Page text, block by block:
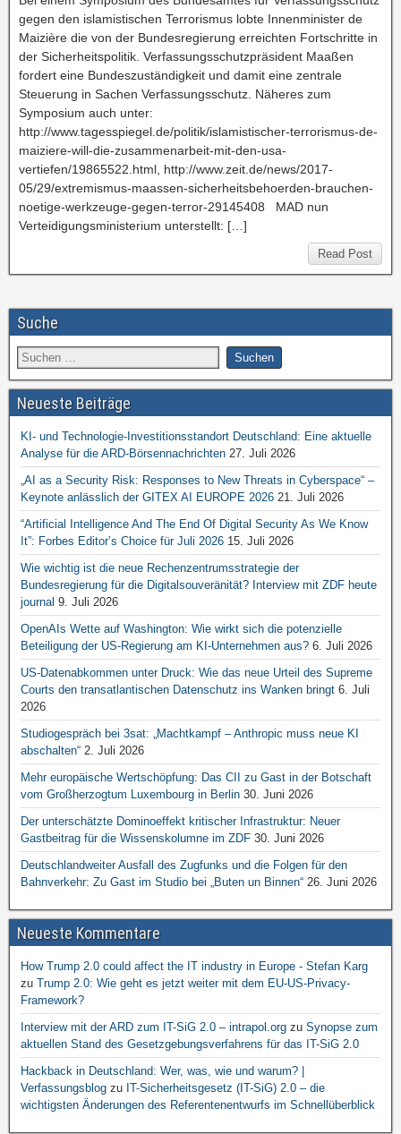
gegen den islamistischen Terrorismus lobte Innenminister de
Maizière die von der Bundesregierung erreichten Fortschritte in
der Sicherheitspolitik. Verfassungsschutzpräsident Maaßen
fordert eine Bundeszuständigkeit und damit eine zentrale
Steuerung in Sachen Verfassungsschutz. Näheres zum
Symposium auch unter:
http://www.tagesspiegel.de/politik/islamistischer-terrorismus-de-
maiziere-will-die-zusammenarbeit-mit-den-usa-
vertiefen/19865522.html, http://www.zeit.de/news/2017-
05/29/extremismus-maassen-sicherheitsbehoerden-brauchen-
noetige-werkzeuge-gegen-terror-29145408 MAD nun
Verteidigungsministerium unterstellt: […]
Read Post
Suche
Neueste Beiträge
KI- und Technologie-Investitionsstandort Deutschland: Eine aktuelle
Analyse für die ARD-Börsennachrichten 27. Juli 2026
„AI as a Security Risk: Responses to New Threats in Cyberspace“ –
Keynote anlässlich der GITEX AI EUROPE 2026 21. Juli 2026
“Artificial Intelligence And The End Of Digital Security As We Know
It”: Forbes Editor’s Choice für Juli 2026 15. Juli 2026
Wie wichtig ist die neue Rechenzentrumsstrategie der
Bundesregierung für die Digitalsouveränität? Interview mit ZDF heute
journal 9. Juli 2026
OpenAIs Wette auf Washington: Wie wirkt sich die potenzielle
Beteiligung der US-Regierung am KI-Unternehmen aus? 6. Juli 2026
US-Datenabkommen unter Druck: Wie das neue Urteil des Supreme
Courts den transatlantischen Datenschutz ins Wanken bringt 6. Juli
2026
Studiogespräch bei 3sat: „Machtkampf – Anthropic muss neue KI
abschalten“ 2. Juli 2026
Mehr europäische Wertschöpfung: Das CII zu Gast in der Botschaft
vom Großherzogtum Luxembourg in Berlin 30. Juni 2026
Der unterschätzte Dominoeffekt kritischer Infrastruktur: Neuer
Gastbeitrag für die Wissenskolumne im ZDF 30. Juni 2026
Deutschlandweiter Ausfall des Zugfunks und die Folgen für den
Bahnverkehr: Zu Gast im Studio bei „Buten un Binnen“ 26. Juni 2026
Neueste Kommentare
How Trump 2.0 could affect the IT industry in Europe - Stefan Karg
zu Trump 2.0: Wie geht es jetzt weiter mit dem EU-US-Privacy-
Framework?
Interview mit der ARD zum IT-SiG 2.0 – intrapol.org zu Synopse zum
aktuellen Stand des Gesetzgebungsverfahrens für das IT-SiG 2.0
Hackback in Deutschland: Wer, was, wie und warum? |
Verfassungsblog zu IT-Sicherheitsgesetz (IT-SiG) 2.0 – die
wichtigsten Änderungen des Referentenentwurfs im Schnellüberblick